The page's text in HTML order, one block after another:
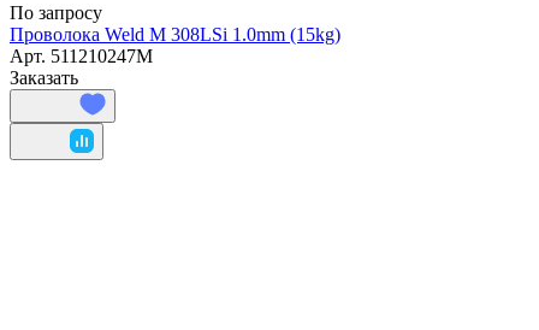
По запросу
Проволока Weld M 308LSi 1.0mm (15kg)
Арт. 511210247M
Заказать